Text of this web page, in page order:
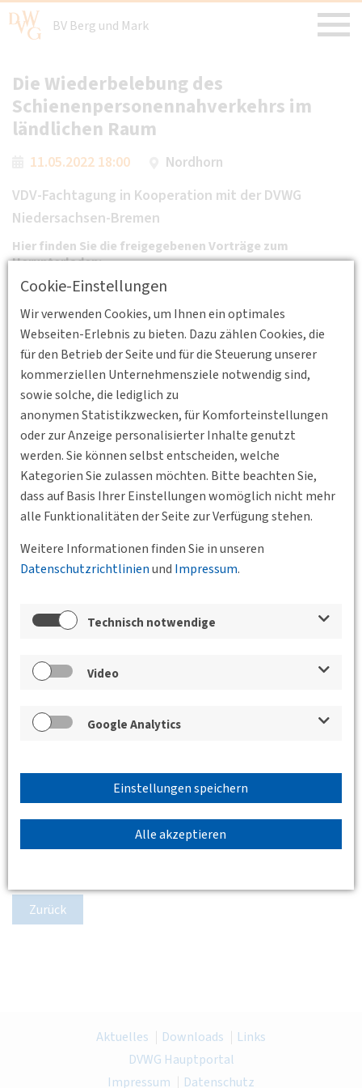
Cookie-Einstellungen
Wir verwenden Cookies, um Ihnen ein optimales
Webseiten-Erlebnis zu bieten. Dazu zählen Cookies, die
für den Betrieb der Seite und für die Steuerung unserer
kommerziellen Unternehmensziele notwendig sind,
sowie solche, die lediglich zu
anonymen Statistikzwecken, für Komforteinstellungen
oder zur Anzeige personalisierter Inhalte genutzt
werden. Sie können selbst entscheiden, welche
Kategorien Sie zulassen möchten. Bitte beachten Sie,
dass auf Basis Ihrer Einstellungen womöglich nicht mehr
alle Funktionalitäten der Seite zur Verfügung stehen.
Weitere Informationen finden Sie in unseren
Datenschutzrichtlinienund Impressum.
Technisch notwendige
Video
Google Analytics
Einstellungen speichern
Alle akzeptieren
BV Berg und Mark
Die Wiederbelebung des
Schienenpersonennahverkehrs im
ländlichen Raum
11.05.2022 18:00
Nordhorn
VDV-Fachtagung in Kooperation mit der DVWG
Niedersachsen-Bremen
Hier finden Sie die freigegebenen Vorträge zum
Herunterladen:
Vortrag_Schülke-SInON_11-05-2022_VDV+DVWG-
Vortrag_Siefer-IVE TU BS_11-05-2022_VDV+DVWG-
Tagung Reaktivierung .pdf
Vortrag_Uekermann-BE 11-05-2022_VDV+DVWG-Tagung
Reaktivierung.pdf
Verwandte Nachrichten
18.03.2025 Vortragsveranstaltung: 3 Jahre
Landeseisenbahngesellschaft SinON Wohin geht die Reise?
Standort
Zurück
Aktuelles Downloads
Links
DVWG Hauptportal
Impressum
Datenschutz